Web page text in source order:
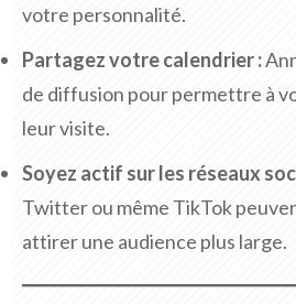
votre personnalité.
Partagez votre calendrier :
de diffusion pour permettre à
leur visite.
Soyez actif sur les réseaux
Twitter ou même TikTok
attirer une audience plus large.